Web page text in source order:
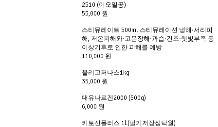
2510 (이오일공)
55,000 원
스티뮤레이트 500ml 스티뮤레이션 냉해·서리피
해, 저온피해와·고온장해·과습·건조·햇빛부족 등
이상기후로 인한 피해를 예방
110,000 원
올리고퍼나스1kg
35,000 원
대유나르겐2000 (500g)
6,000 원
키토신플러스 1L(딸기저장성탁월)